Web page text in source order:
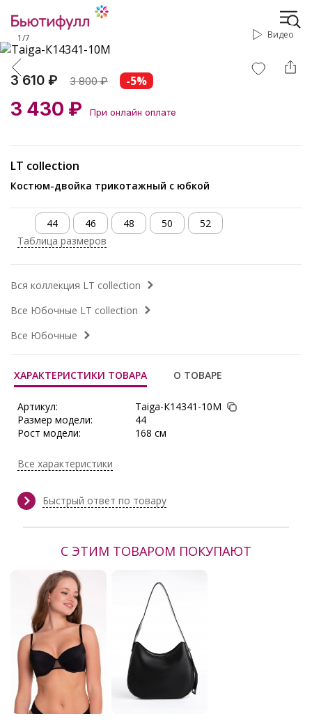
1/7 Видео
3 610 ₽ 3 800₽ -5%
3 430 ₽ При онлайн оплате
LT collection
Костюм-двойка трикотажный с юбкой
44 46 48 50
52
Таблица размеров
Вся коллекция LT collection
Все Юбочные LT collection
Все Юбочные
ХАРАКТЕРИСТИКИ ТОВАРА О ТОВАРЕ
Артикул:
Taiga-К14341-10М
Размер модели:
44
Рост модели:
168 см
Тип ткани:
Осень/Зима
Производитель:
Все характеристики
Быстрый ответ по товару
С ЭТИМ ТОВАРОМ ПОКУПАЮТ